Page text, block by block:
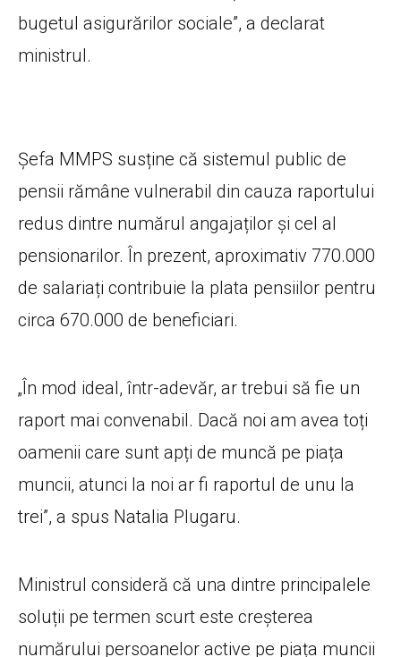
bugetul asigurărilor sociale”, a declarat
ministrul.
Șefa MMPS susține că sistemul public de
pensii rămâne vulnerabil din cauza raportului
redus dintre numărul angajaților și cel al
pensionarilor. În prezent, aproximativ 770.000
de salariați contribuie la plata pensiilor pentru
circa 670.000 de beneficiari.
„În mod ideal, într-adevăr, ar trebui să fie un
raport mai convenabil. Dacă noi am avea toți
oamenii care sunt apți de muncă pe piața
muncii, atunci la noi ar fi raportul de unu la
trei”, a spus Natalia Plugaru.
Ministrul consideră că una dintre principalele
soluții pe termen scurt este creșterea
numărului persoanelor active pe piața muncii